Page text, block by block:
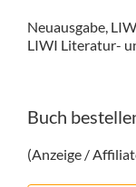
Neuausgabe,
LIWI Literatur-
Buch
(Anzeige /